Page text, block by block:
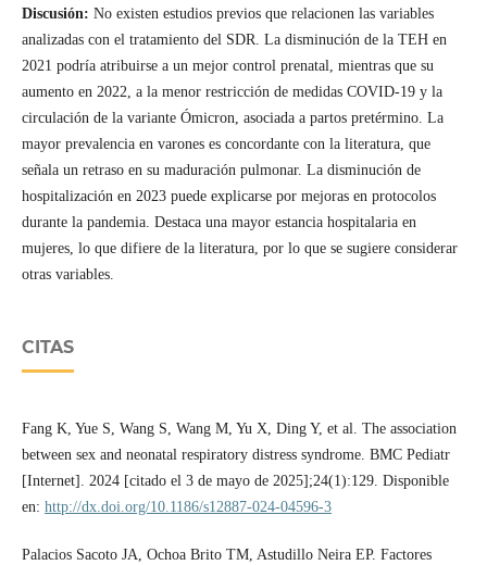
Discusión: No existen estudios previos que relacionen las variables
analizadas con el tratamiento del SDR. La disminución de la TEH en
2021 podría atribuirse a un mejor control prenatal, mientras que su
aumento en 2022, a la menor restricción de medidas COVID-19 y la
circulación de la variante Ómicron, asociada a partos pretérmino. La
mayor prevalencia en varones es concordante con la literatura, que
señala un retraso en su maduración pulmonar. La disminución de
hospitalización en 2023 puede explicarse por mejoras en protocolos
durante la pandemia. Destaca una mayor estancia hospitalaria en
mujeres, lo que difiere de la literatura, por lo que se sugiere considerar
otras variables.
CITAS
Fang K, Yue S, Wang S, Wang M, Yu X, Ding Y, et al. The association
between sex and neonatal respiratory distress syndrome. BMC Pediatr
[Internet]. 2024 [citado el 3 de mayo de 2025];24(1):129. Disponible
en: http://dx.doi.org/10.1186/s12887-024-04596-3
‌Palacios Sacoto JA, Ochoa Brito TM, Astudillo Neira EP. Factores